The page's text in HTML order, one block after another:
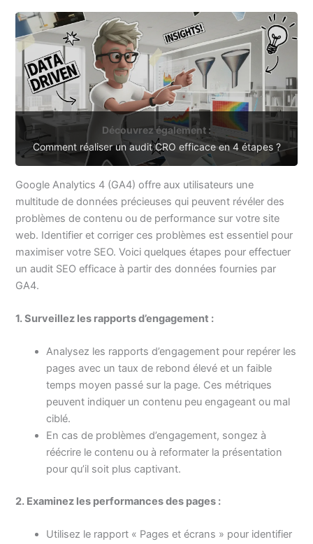
Découvrez également :
Comment réaliser un audit CRO efficace en 4 étapes ?
Google Analytics 4 (GA4) offre aux utilisateurs une
multitude de données précieuses qui peuvent révéler des
problèmes de contenu ou de performance sur votre site
web. Identifier et corriger ces problèmes est essentiel pour
maximiser votre SEO. Voici quelques étapes pour effectuer
un audit SEO efficace à partir des données fournies par
GA4.
1. Surveillez les rapports d’engagement :
Analysez les rapports d’engagement pour repérer les
pages avec un taux de rebond élevé et un faible
temps moyen passé sur la page. Ces métriques
peuvent indiquer un contenu peu engageant ou mal
ciblé.
En cas de problèmes d’engagement, songez à
réécrire le contenu ou à reformater la présentation
pour qu’il soit plus captivant.
2. Examinez les performances des pages :
Utilisez le rapport « Pages et écrans » pour identifier